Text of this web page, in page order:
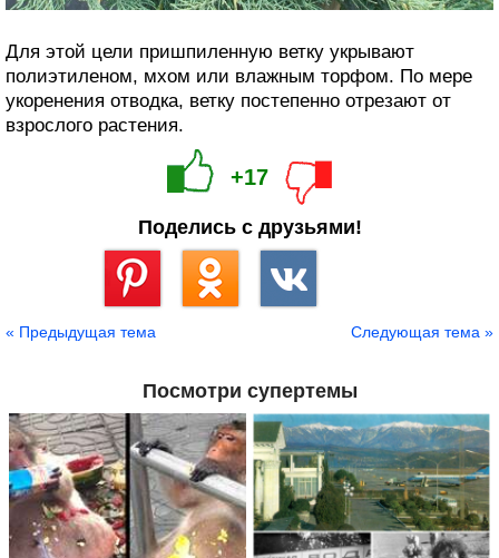
Для этой цели пришпиленную ветку укрывают
полиэтиленом, мхом или влажным торфом. По мере
укоренения отводка, ветку постепенно отрезают от
взрослого растения.
+17
Поделись с друзьями!
« Предыдущая тема Следующая тема »
Посмотри супертемы